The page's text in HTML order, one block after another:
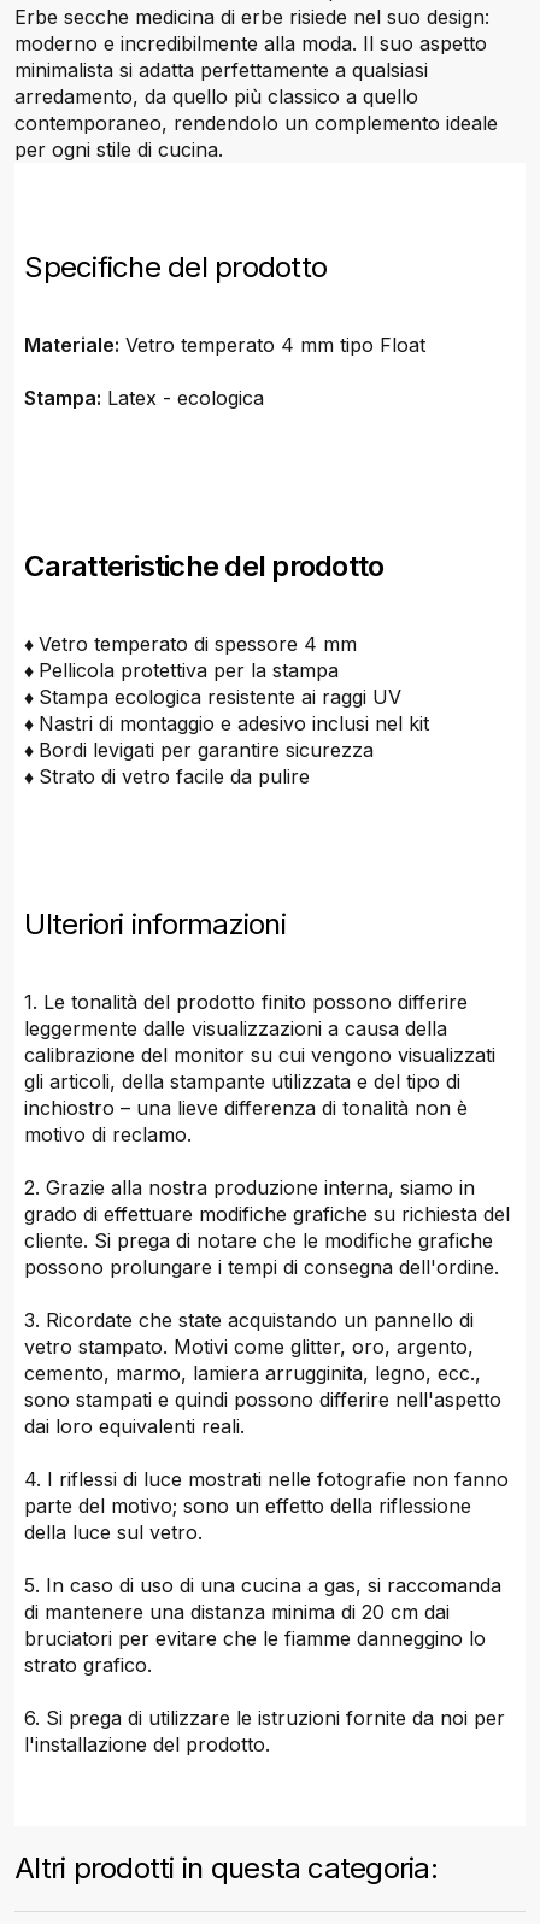
Erbe secche medicina di erbe risiede nel suo design:
moderno e incredibilmente alla moda. Il suo aspetto
minimalista si adatta perfettamente a qualsiasi
arredamento, da quello più classico a quello
contemporaneo, rendendolo un complemento ideale
per ogni stile di cucina.
Specifiche del prodotto
Materiale: Vetro temperato 4 mm tipo Float
Stampa: Latex - ecologica
Caratteristiche del prodotto
♦Vetro temperato di spessore 4 mm
♦ Pellicola protettiva per la stampa
♦ Stampa ecologica resistente ai raggi UV
♦ Nastri di montaggio e adesivo inclusi nel kit
♦ Bordi levigati per garantire sicurezza
♦ Strato di vetro facile da pulire
Ulteriori informazioni
1. Le tonalità del prodotto finito possono differire
leggermente dalle visualizzazioni a causa della
calibrazione del monitor su cui vengono visualizzati
gli articoli, della stampante utilizzata e del tipo di
inchiostro – una lieve differenza di tonalità non è
motivo di reclamo.
2. Grazie alla nostra produzione interna, siamo in
grado di effettuare modifiche grafiche su richiesta del
cliente. Si prega di notare che le modifiche grafiche
possono prolungare i tempi di consegna dell'ordine.
3. Ricordate che state acquistando un pannello di
vetro stampato. Motivi come glitter, oro, argento,
cemento, marmo, lamiera arrugginita, legno, ecc.,
sono stampati e quindi possono differire nell'aspetto
dai loro equivalenti reali.
4. I riflessi di luce mostrati nelle fotografie non fanno
parte del motivo; sono un effetto della riflessione
della luce sul vetro.
5. In caso di uso di una cucina a gas, si raccomanda
di mantenere una distanza minima di 20 cm dai
bruciatori per evitare che le fiamme danneggino lo
strato grafico.
6. Si prega di utilizzare le istruzioni fornite da noi per
l'installazione del prodotto.
Altri prodotti in questa categoria: